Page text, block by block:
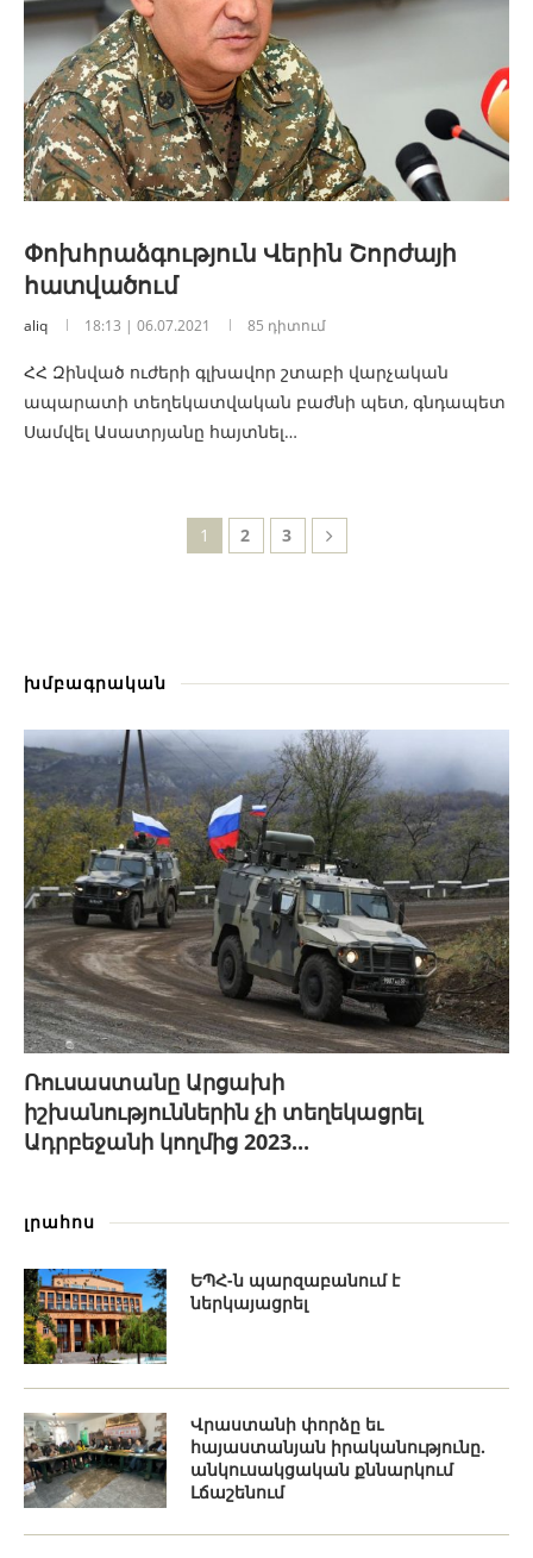
Փոխհրաձգություն Վերին Շորժայի
հատվածում
aliq 18:13 | 06.07.2021 85 դիտում
ՀՀ Զինված ուժերի գլխավոր շտաբի վարչական
ապարատի տեղեկատվական բաժնի պետ, գնդապետ
Սամվել Ասատրյանը հայտնել…
1 2 3
խմբագրական
Ռուսաստանը Արցախի
իշխանություններին չի տեղեկացրել
Ադրբեջանի կողմից 2023...
լրահոս
ԵՊՀ-ն պարզաբանում է
ներկայացրել
Վրաստանի փորձը եւ
հայաստանյան իրականությունը.
անկուսակցական քննարկում
Լճաշենում